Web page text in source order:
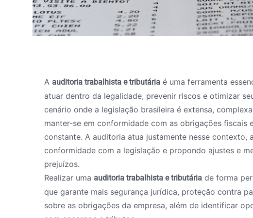
A auditoria trabalhista e tributáriaé uma ferramenta
atuar dentro da legalidade, prevenir riscos e otimizar
cenário onde a legislação brasileira é extensa,
manter-se em conformidade com as obrigações fiscais
constante. A auditoria atua justamente nesse contexto,
conformidade com a legislação e propondo ajustes e
prejuízos.
Realizar uma auditoria trabalhista e tributáriade forma
que garante mais segurança jurídica, proteção contra
sobre as obrigações da empresa, além de identificar